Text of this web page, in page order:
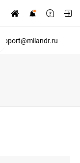
support@milandr.ru